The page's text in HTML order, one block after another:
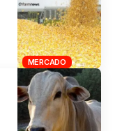
MERCADO